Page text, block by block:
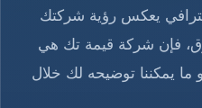
يعكس رؤية شركتك
فإن شركة قيمة تك هي
يمكننا توضيحه لك خلال